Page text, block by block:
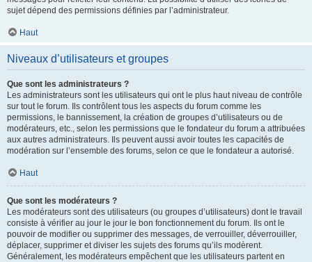
sujet dépend des permissions définies par l’administrateur.
Haut
Niveaux d’utilisateurs et groupes
Que sont les administrateurs ?
Les administrateurs sont les utilisateurs qui ont le plus haut niveau de contrôle
sur tout le forum. Ils contrôlent tous les aspects du forum comme les
permissions, le bannissement, la création de groupes d’utilisateurs ou de
modérateurs, etc., selon les permissions que le fondateur du forum a attribuées
aux autres administrateurs. Ils peuvent aussi avoir toutes les capacités de
modération sur l’ensemble des forums, selon ce que le fondateur a autorisé.
Haut
Que sont les modérateurs ?
Les modérateurs sont des utilisateurs (ou groupes d’utilisateurs) dont le travail
consiste à vérifier au jour le jour le bon fonctionnement du forum. Ils ont le
pouvoir de modifier ou supprimer des messages, de verrouiller, déverrouiller,
déplacer, supprimer et diviser les sujets des forums qu’ils modèrent.
Généralement, les modérateurs empêchent que les utilisateurs partent en